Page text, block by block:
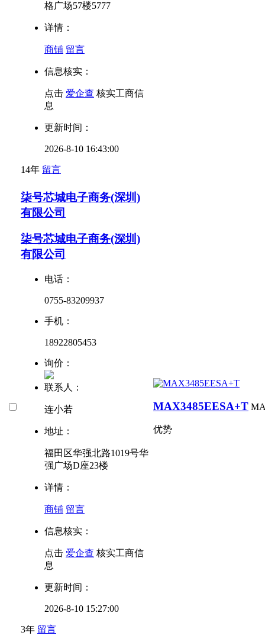
格广场57楼5777
详情：
商铺 留言
信息核实：
点击 爱企查 核实工商信
息
更新时间：
2026-8-10 16:43:00
14年 留言
柒号芯城电子商务(深圳)
有限公司
柒号芯城电子商务(深圳)
有限公司
电话：
0755-83209937
手机：
18922805453
询价：
联系人：
连小若
地址：
福田区华强北路1019号华
强广场D座23楼
详情：
商铺 留言
信息核实：
点击 爱企查 核实工商信
息
更新时间：
2026-8-10 15:27:00
3年 留言
MAX3485EESA+T
优势